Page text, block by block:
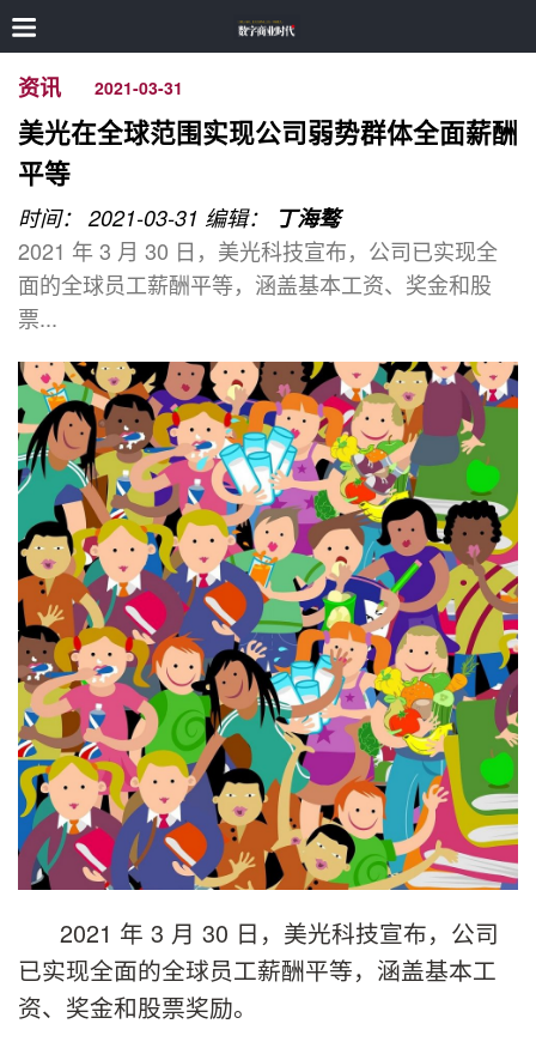
资讯 2021-03-31
美光在全球范围实现公司弱势群体全面薪酬
平等
时间： 2021-03-31 编辑：
丁海骜
2021 年 3 月 30 日，美光科技宣布，公司已实现全
面的全球员工薪酬平等，涵盖基本工资、奖金和股
票...
2021 年 3 月 30 日，美光科技宣布，公司
已实现全面的全球员工薪酬平等，涵盖基本工
资、奖金和股票奖励。